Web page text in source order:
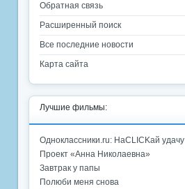
Обратная связь
Расширенный поиск
Все последние новости
Карта сайта
Лучшие фильмы:
Одноклассники.ru: НаCLICKай удачу
Проект «Анна Николаевна»
Завтрак у папы
Полюби меня снова